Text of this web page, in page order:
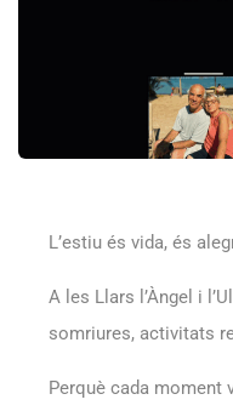
L’estiu és vida, és
A les Llars l’Àngel i
somriures, activitats
Perquè cada moment